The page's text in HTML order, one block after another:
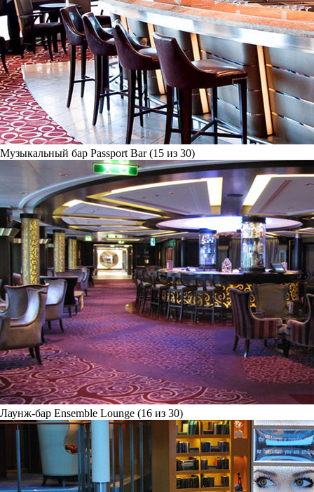
Музыкальный бар Passport Bar (15 из 30)
Лаунж-бар Ensemble Lounge (16 из 30)